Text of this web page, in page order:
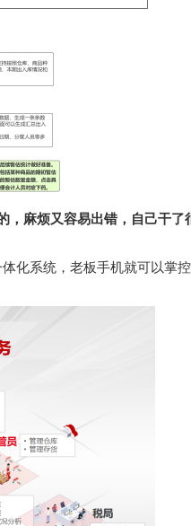
麻烦又容易出错，自己干了
化系统，老板手机就可以掌